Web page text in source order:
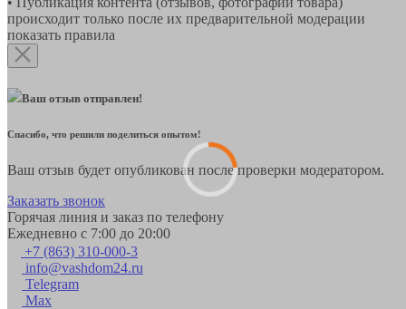
происходит только после их предварительной модерации
показать правила
Ваш отзыв отправлен!
Спасибо, что решили поделиться опытом!
Ваш отзыв будет опубликован после проверки модератором.
Заказать звонок
Горячая линия и заказ по телефону
Ежедневно с 7:00 до 20:00
+7 (863) 310-000-3
info@vashdom24.ru
Telegram
Max